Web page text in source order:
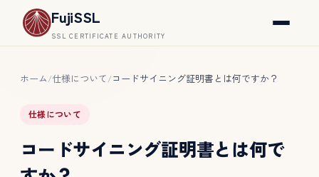
FujiSSL
SSL CERTIFICATE AUTHORITY
ホーム/仕様について/コードサイニング証明書とは何ですか？
仕様について
コードサイニング証明書とは何で